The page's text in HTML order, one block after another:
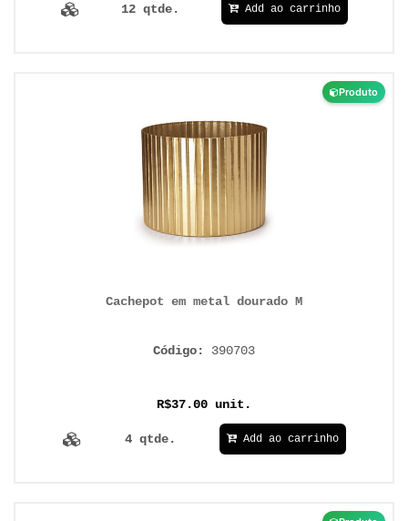
12 qtde. Add ao carrinho
Produto
Cachepot em metal dourado M
Código: 390703
R$37.00 unit.
4 qtde. Add ao carrinho